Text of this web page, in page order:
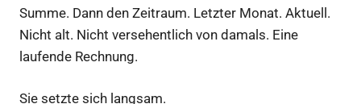
Summe. Dann den Zeitraum. Letzter Monat. Aktuell.
Nicht alt. Nicht versehentlich von damals. Eine
laufende Rechnung.
Sie setzte sich langsam.